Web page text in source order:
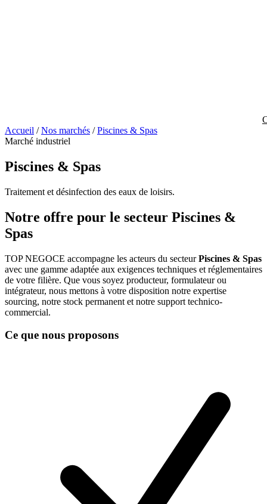
Accueil / Nos marchés / Piscines & Spas
Marché industriel
Piscines & Spas
Traitement et désinfection des eaux de loisirs.
Notre offre pour le secteur Piscines &
Spas
TOP NEGOCE accompagne les acteurs du secteurPiscines & Spas
avec une gamme adaptée aux exigences techniques et réglementaires
de votre filière. Que vous soyez producteur, formulateur ou
intégrateur, nous mettons à votre disposition notre expertise
sourcing, notre stock permanent et notre support technico-
commercial.
Ce que nous proposons